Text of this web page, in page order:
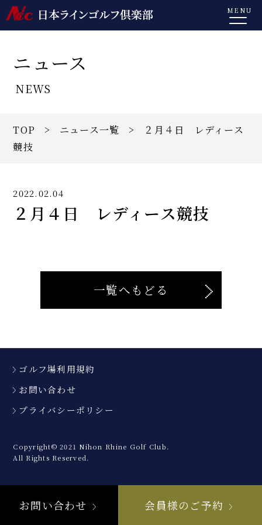
MENU
ニュース
NEWS
TOP > ニュース一覧 > ２月４日 レディース
競技
2022.02.04
２月４日 レディース競技
一覧へもどる
ゴルフ場利用規約
お問い合わせ
プライバシーポリシー
Copyright© 2021 Nihon Rhine Golf Club.
All Rights Reserved.
お問い合わせ 会員様のご予約